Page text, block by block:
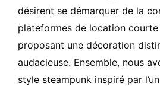
désirent se démarquer de la
plateformes de location courte
proposant une décoration
audacieuse. Ensemble, nous
style steampunk inspiré par